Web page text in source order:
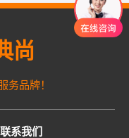
尚
务品牌！
联系我们